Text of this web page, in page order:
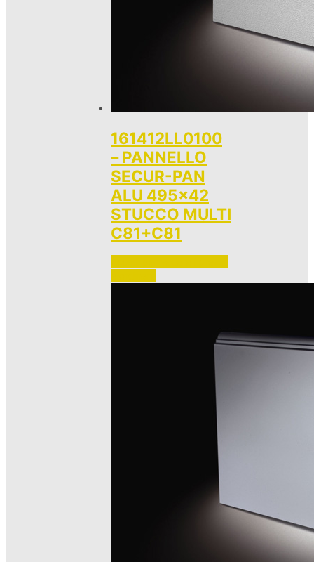
161412LL0100
– PANNELLO
SECUR-PAN
ALU 495×42
STUCCO MULTI
C81+C81